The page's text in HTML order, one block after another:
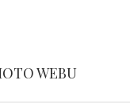
WEBU